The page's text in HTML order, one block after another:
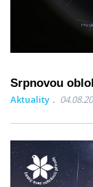
Srpnovou
Aktuality